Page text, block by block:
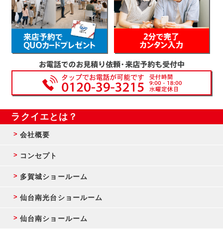
ラクイエとは？
会社概要
コンセプト
多賀城ショールーム
仙台南光台ショールーム
仙台南ショールーム